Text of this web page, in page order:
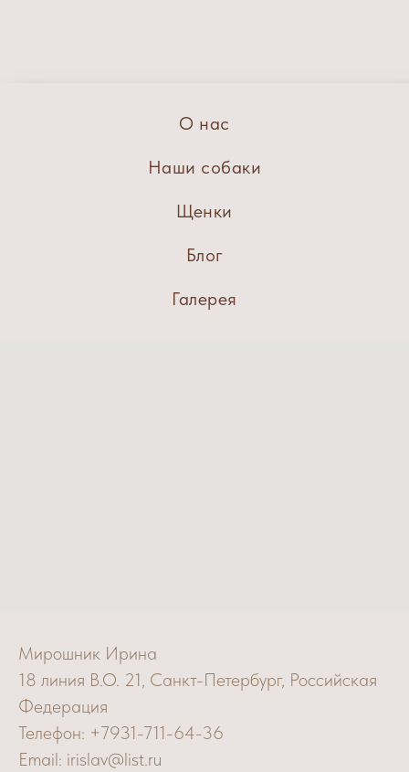
О нас
Наши собаки
Щенки
Блог
Галерея
Мирошник Ирина
18 линия В.О. 21, Санкт-Петербург, Российская
Федерация
Телефон: +7931-711-64-36
Email: irislav@list.ru